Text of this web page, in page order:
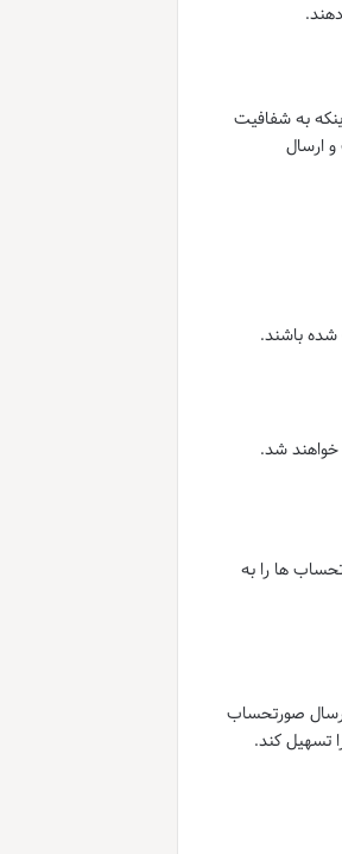
به شفافیت
ارسال
شده باشند.
خواهند شد.
ها را به
ارسال صورتحساب
تسهیل کند.